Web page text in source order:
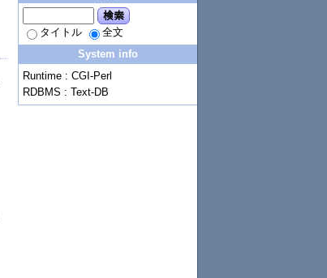
検索
タイトル
全文
System info
Runtime : CGI-Perl
RDBMS : Text-DB